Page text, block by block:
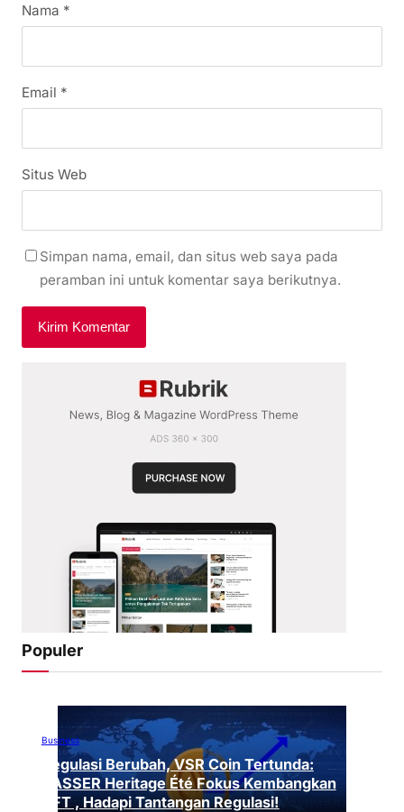
Nama *
Email *
Situs Web
Simpan nama, email, dan situs web saya pada
peramban ini untuk komentar saya berikutnya.
Populer
Business
Regulasi Berubah, VSR Coin Tertunda:
VASSER Heritage Été Fokus Kembangkan
NFT , Hadapi Tantangan Regulasi!